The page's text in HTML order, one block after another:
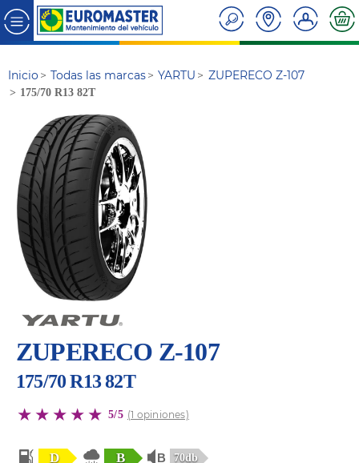
Inicio Todas las marcas YARTU ZUPERECO Z-107
175/70 R13 82T
ZUPERECO Z-107
175/70 R13 82T
5/5 (1 opiniones)
D B 70db